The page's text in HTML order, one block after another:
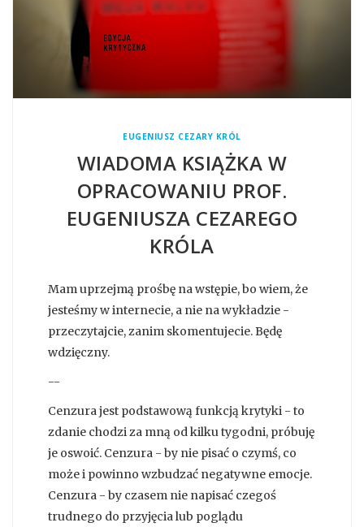
EUGENIUSZ CEZARY KRÓL
WIADOMA KSIĄŻKA W
OPRACOWANIU PROF.
EUGENIUSZA CEZAREGO
KRÓLA
Mam uprzejmą prośbę na wstępie, bo wiem, że
jesteśmy w internecie, a nie na wykładzie -
przeczytajcie, zanim skomentujecie. Będę
wdzięczny.
--
Cenzura jest podstawową funkcją krytyki - to
zdanie chodzi za mną od kilku tygodni, próbuję
je oswoić. Cenzura - by nie pisać o czymś, co
może i powinno wzbudzać negatywne emocje.
Cenzura - by czasem nie napisać czegoś
trudnego do przyjęcia lub poglądu